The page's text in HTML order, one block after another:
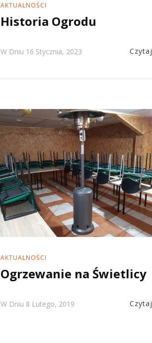
AKTUALNOŚCI
Historia Ogrodu
W Dniu 16 Stycznia, 2023 Czytaj
AKTUALNOŚCI
Ogrzewanie na Świetlicy
W Dniu 8 Lutego, 2019 Czytaj